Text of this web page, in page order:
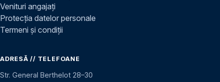
Venituri angajați
Protecția datelor personale
Termeni și condiții
ADRESĂ // TELEFOANE
Str. General Berthelot 28–30